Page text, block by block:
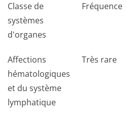
Classe de
systèmes
d'organes
Fréquence
Affections
hématologiques
et du système
lymphatique
Très rare